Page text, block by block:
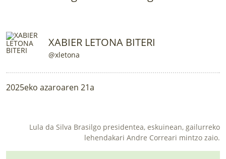
AZOKAXABIER LETONA BITERI
@xletona
2025eko azaroaren 21a
Lula da Silva Brasilgo presidentea, eskuinean, gailurreko
lehendakari Andre Correari mintzo zaio.